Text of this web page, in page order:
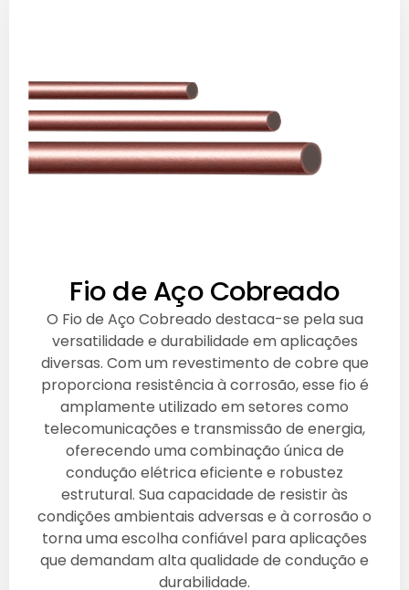
Fio de Aço Cobreado
O Fio de Aço Cobreado destaca-se pela sua
versatilidade e durabilidade em aplicações
diversas. Com um revestimento de cobre que
proporciona resistência à corrosão, esse fio é
amplamente utilizado em setores como
telecomunicações e transmissão de energia,
oferecendo uma combinação única de
condução elétrica eficiente e robustez
estrutural. Sua capacidade de resistir às
condições ambientais adversas e à corrosão o
torna uma escolha confiável para aplicações
que demandam alta qualidade de condução e
durabilidade.